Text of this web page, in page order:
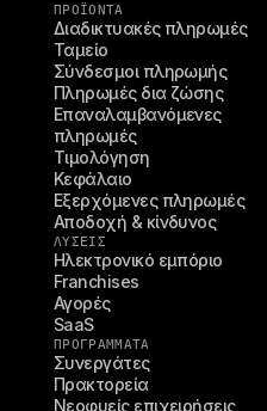
ΠΡΟΪΌΝΤΑ
Διαδικτυακές πληρωμές
Ταμείο
Σύνδεσμοι πληρωμής
Πληρωμές δια ζώσης
Επαναλαμβανόμενες
πληρωμές
Τιμολόγηση
Κεφάλαιο
Εξερχόμενες πληρωμές
Αποδοχή & κίνδυνος
ΛΥΣΕΙΣ
Ηλεκτρονικό εμπόριο
Franchises
Αγορές
SaaS
ΠΡΟΓΡΑΜΜΑΤΑ
Συνεργάτες
Πρακτορεία
Νεοφυείς επιχειρήσεις